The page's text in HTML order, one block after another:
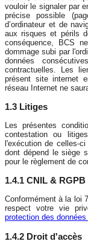
vouloir le signaler par
précise possible
d’ordinateur et de
aux risques et périls
conséquence, BCS
dommage subi par
données
contractuelles. Les
présent site internet
réseau Internet ne
1.3 Litiges
Les présentes
contestation ou
l'exécution de celles-
dont dépend le siège
pour le règlement de
1.4.1 CNIL & RGPB
Conformément à la loi
respect votre vie
protection des
1.4.2 Droit d'accès